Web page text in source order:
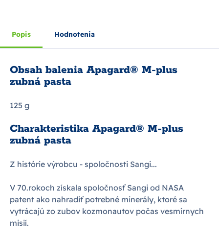
Popis Hodnotenia
Obsah balenia Apagard® M-plus
zubná pasta
125 g
Charakteristika Apagard® M-plus
zubná pasta
Z histórie výrobcu - spoločnosti Sangi...
V 70.rokoch získala spoločnosť Sangi od NASA
patent ako nahradiť potrebné minerály, ktoré sa
vytrácajú zo zubov kozmonautov počas vesmírnych
misií.